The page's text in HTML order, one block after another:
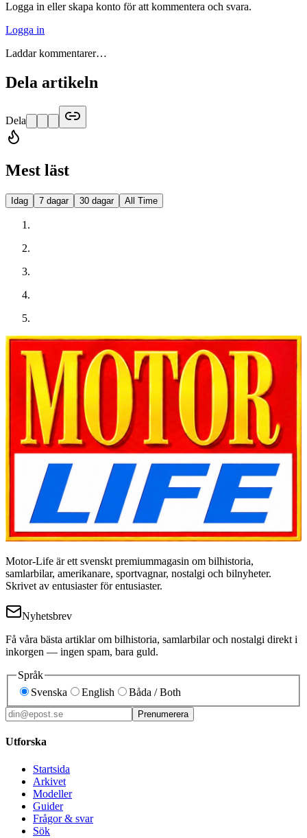
Logga in eller skapa konto för att kommentera och svara.
Logga in
Laddar kommentarer…
Dela artikeln
Dela
Mest läst
Idag 7 dagar 30 dagar All Time
Motor-Life är ett svenskt premiummagasin om bilhistoria,
samlarbilar, amerikanare, sportvagnar, nostalgi och bilnyheter.
Skrivet av entusiaster för entusiaster.
Nyhetsbrev
Få våra bästa artiklar om bilhistoria, samlarbilar och nostalgi direkt i
inkorgen — ingen spam, bara guld.
Språk
Svenska
English Båda / Both
Prenumerera
Utforska
Startsida
Arkivet
Modeller
Guider
Frågor & svar
Sök